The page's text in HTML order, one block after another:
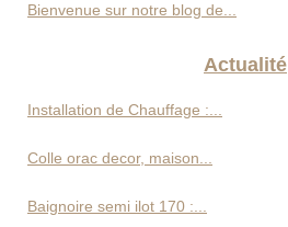
Bienvenue sur notre blog de...
Actualité
Installation de Chauffage :...
Colle orac decor, maison...
Baignoire semi ilot 170 :...